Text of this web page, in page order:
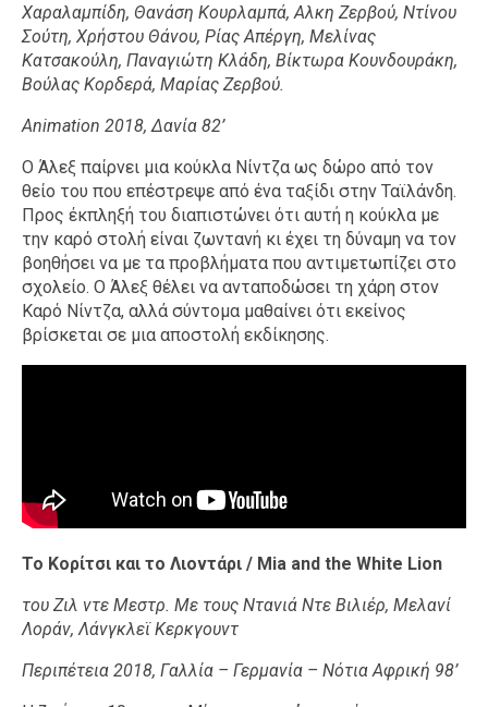
Χαραλαμπίδη, Θανάση Κουρλαμπά, Αλκη Ζερβού, Ντίνου
Σούτη, Χρήστου Θάνου, Ρίας Απέργη, Μελίνας
Κατσακούλη, Παναγιώτη Κλάδη, Βίκτωρα Κουνδουράκη,
Βούλας Κορδερά, Μαρίας Ζερβού.
Animation 2018, Δανία 82’
Ο Άλεξ παίρνει μια κούκλα Νίντζα ως δώρο από τον
θείο του που επέστρεψε από ένα ταξίδι στην Ταϊλάνδη.
Προς έκπληξή του διαπιστώνει ότι αυτή η κούκλα με
την καρό στολή είναι ζωντανή κι έχει τη δύναμη να τον
βοηθήσει να με τα προβλήματα που αντιμετωπίζει στο
σχολείο. Ο Άλεξ θέλει να ανταποδώσει τη χάρη στον
Καρό Νίντζα, αλλά σύντομα μαθαίνει ότι εκείνος
βρίσκεται σε μια αποστολή εκδίκησης.
Το Κορίτσι και το Λιοντάρι / Mia and the White Lion
του Ζιλ ντε Μεστρ. Με τους Ντανιά Ντε Βιλιέρ, Μελανί
Λοράν, Λάνγκλεϊ Κερκγουντ
Περιπέτεια 2018, Γαλλία – Γερμανία – Νότια Αφρική 98’